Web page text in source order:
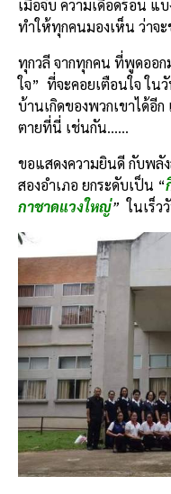
เมื่อจับ ความเดือดร้อน แ
ทำให้ทุกคนมองเห็น ว่าจะ
ทุกวลี จากทุกคน ที่พูดออ
ใจ” ที่จะคอยเตือนใจ ใน
บ้านเกิดของพวกเขาได้อี
ตายที่นี่ เช่นกัน……
ขอแสดงความยินดี กับพลั
สองอำเภอ ยกระดับเป็น “
กาชาดแวงใหญ่” ในเร็